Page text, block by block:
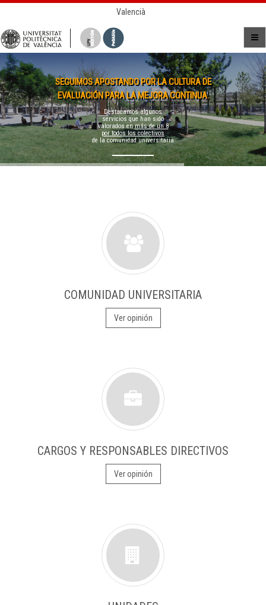
Valencià
SEGUIMOS APOSTANDO POR LA CULTURA DE
EVALUACIÓN PARA LA MEJORA CONTINUA.
Destacamos algunos
servicios que han sido
valorados enmás de un 8
por todos los colectivos
de la comunidad universitaria
COMUNIDAD UNIVERSITARIA
Ver opinión
CARGOS Y RESPONSABLES DIRECTIVOS
Ver opinión